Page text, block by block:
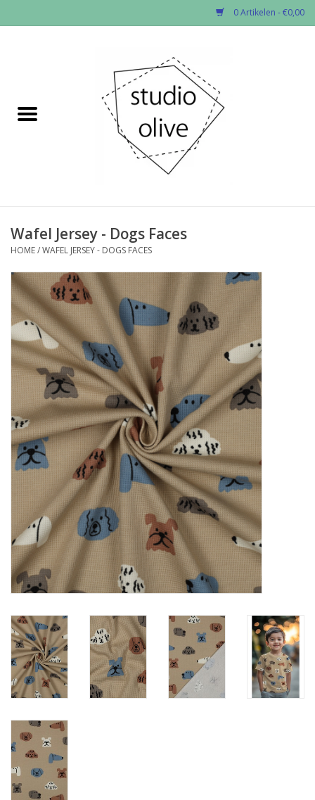
0 Artikelen - €0,00
✂︎Nieuw
Fournituren
Workshops
Diy pakketten
Studio Olive inspireert....
Wafel Jersey - Dogs Faces
HOME/WAFEL JERSEY - DOGS FACES